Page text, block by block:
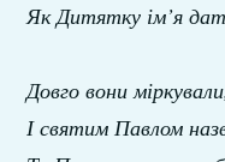
Як Дитятку ім’я
Довго вони
І святим Павлом